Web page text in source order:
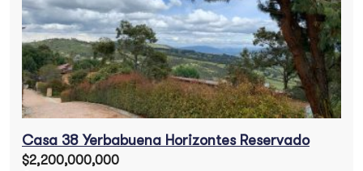
Casa 38 Yerbabuena Horizontes Reservado
$2,200,000,000
$3,000,000,000
Chapinero